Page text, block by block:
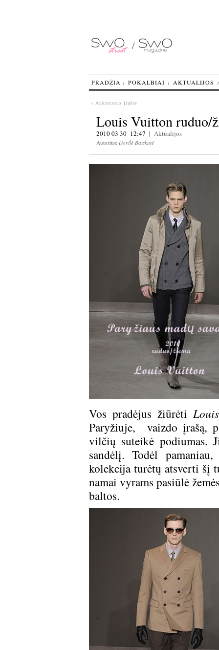
« Ankstesnis įrašas
Louis Vuitton ruduo/
2010 03 30 12:47 | Aktualijos
Autorius: Dovilė Bartkutė
Vos pradėjus žiūrėti
Paryžiuje, vaizdo įrašą,
vilčių suteikė podiumas.
sandėlį. Todėl
kolekcija turėtų atsverti šį
namai vyrams pasiūlė
baltos.
PRADŽIA POKALBIAI AKTUALIJOS